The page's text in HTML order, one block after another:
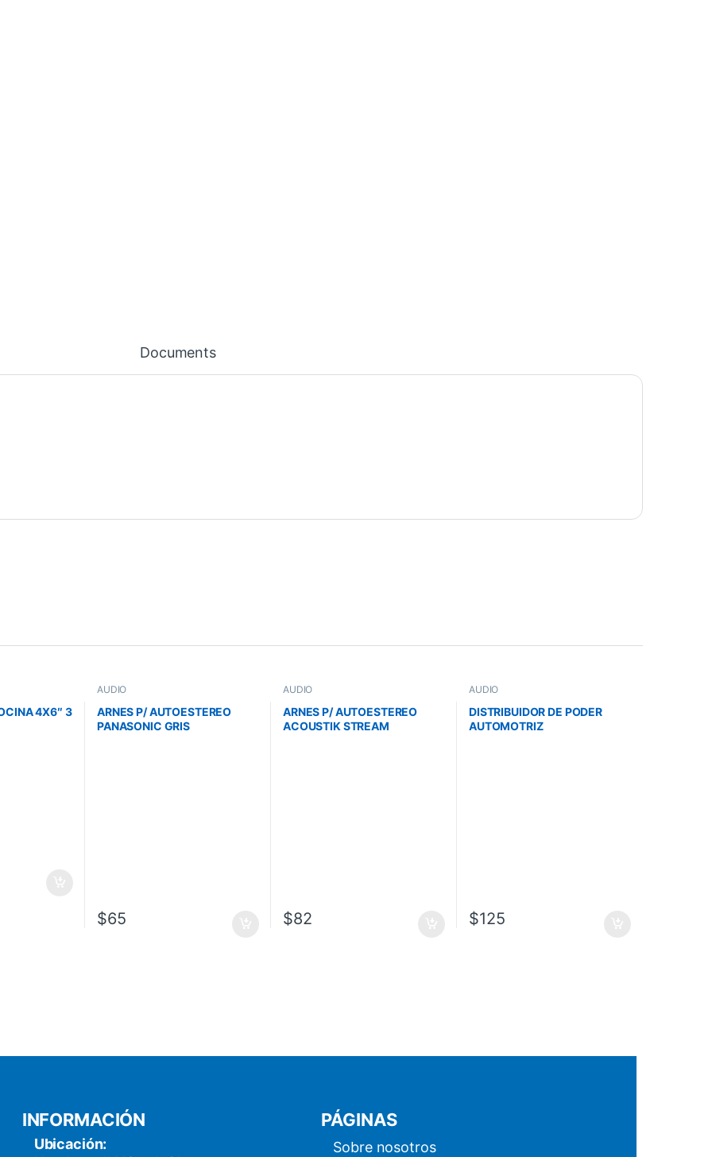
Documents
4X6″ 3
AUDIO
ARNES P/ AUTOESTEREO
PANASONIC GRIS
$65
AUDIO
ARNES P/ AUTOESTEREO
ACOUSTIK STREAM
$82
AUDIO
DISTRIBUIDOR DE PODER
AUTOMOTRIZ
$125
INFORMACIÓN
Ubicación:
PÁGINAS
Sobre nosotros